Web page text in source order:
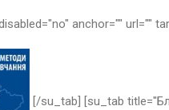
anchor="" url=""
[/su_tab] [su_tab